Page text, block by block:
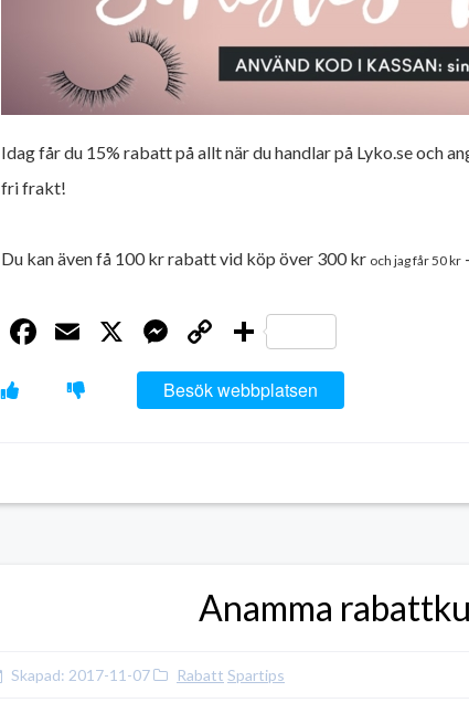
Idag får du 15% rabatt på allt när du handlar på Lyko.se och
fri frakt!
Du kan även få 100 kr rabatt vid köp över 300 kr och jag får 50 kr
Facebook
Email
X Messenger
Copy
Link
Dela
Besök webbplatsen
Anamma
Skapad: 2017-11-07 Rabatt Spartips